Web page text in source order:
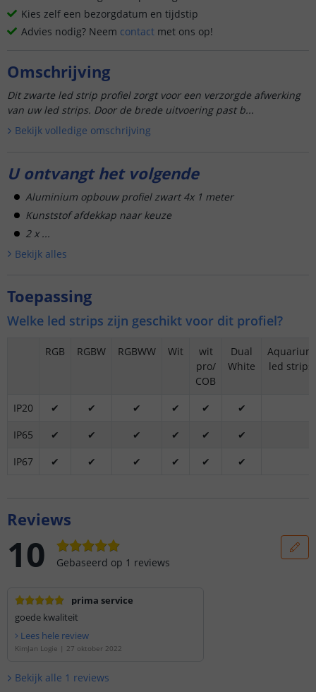
Kies zelf een bezorgdatum en tijdstip
Advies nodig? Neem contact met ons op!
Omschrijving
Dit zwarte led strip profiel zorgt voor een verzorgde afwerking
van uw led strips. Door de brede uitvoering past b...
Bekijk volledige omschrijving
U ontvangt het volgende
Aluminium opbouw profiel zwart 4x 1 meter
Kunststof afdekkap naar keuze
2 x ...
Bekijk alles
Toepassing
Welke led strips zijn geschikt voor dit profiel?
RGB RGBW RGBWW Wit
wit
pro/
COB
Dual
White
Aquarium
led strips
IP20 ✔ ✔ ✔ ✔ ✔
✔
IP65
✔ ✔ ✔ ✔ ✔
✔
IP67
✔ ✔ ✔ ✔ ✔ ✔
Reviews
10 Gebaseerd op 1 reviews
prima service
goede kwaliteit
Lees hele review
KimJan Logie | 27 oktober 2022
Bekijk alle 1 reviews